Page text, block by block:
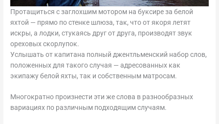
Протащиться с заглохшим мотором на буксире за белой
яхтой — прямо по стенке шлюза, так, что от якоря летят
искры, а лодки, стукаясь друг от друга, производят звук
ореховых скорлупок.
Услышать от капитана полный джентльменский набор слов,
положенных для такого случая — адресованных как
экипажу белой яхты, так и собственным матросам.
Многократно произнести эти же слова в разнообразных
вариациях по различным подходящим случаям.